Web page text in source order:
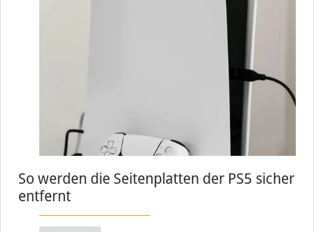
So werden die Seitenplatten der PS5 sicher
entfernt